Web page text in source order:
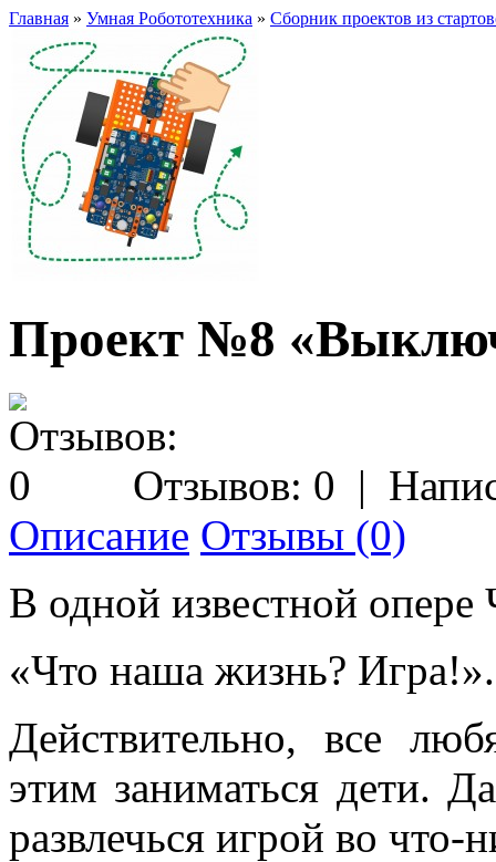
Главная » Умная Робототехника » Сборник проектов из
Проект №8
Отзывов: 0 |
Описание Отзывы (0)
В одной известной опере
«Что наша жизнь? Игра!».
Действительно, все
этим заниматься дети.
развлечься игрой во что-